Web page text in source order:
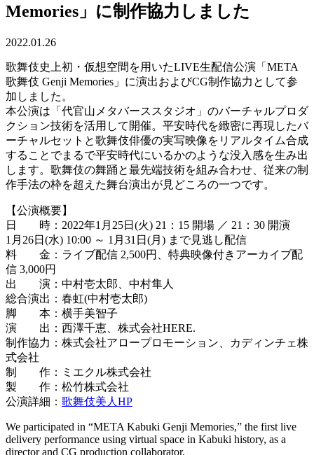
Memories」に制作協力しました
2022.01.26
歌舞伎史上初・仮想空間を用いたLIVE生配信公演「META
歌舞伎 Genji Memories」に演出およびCG制作協力として参
加しました。
本公演は「代官山メタバーススタジオ」のバーチャルプロダ
クション技術を活用して開催。平安時代を緻密に再現したバ
ーチャルセットと歌舞伎俳優の実写映像をリアルタイム合成
することでまるで平安時代にいるかのような没入感を生み出
します。歌舞伎の舞踊と最先端技術を組み合わせ、従来の制
作手法の枠を超えた舞台演出が見どころの一つです。
【公演概要】
日 時：2022年1月25日(火) 21：15 開場 ／ 21：30 開演
1月26日(水) 10:00 ～ 1月31日(月) まで見逃し配信
料 金：ライブ配信 2,500円、特典映像付きアーカイブ配
信 3,000円
出 演：中村壱太郎、中村隼人​
総合演出：春虹(中村壱太郎)​
脚 本：横手美智子​
演 出：西澤千恵​、株式会社HERE.
制作協力：株式会社アロープロモーション​、カディンチェ株
式会社
制 作：ミエクル株式会社​
製 作：松竹株式会社​
公演詳細： 歌舞伎美人HP
We participated in “META Kabuki Genji Memories,” the first live
delivery performance using virtual space in Kabuki history, as a
director and CG production collaborator.